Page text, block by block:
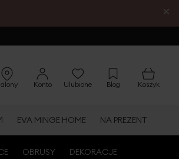
×
Konto Ulubione Blog Koszyk
EVA MINGE HOME NA PREZENT
OBRUSY DEKORACJE